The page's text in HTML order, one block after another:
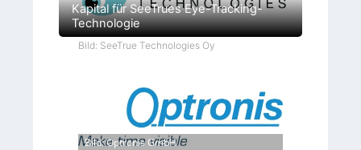
Kapital für SeeTrues Eye-Tracking-
Technologie
Bild: SeeTrue Technologies Oy
Bild: Optronis GmbH